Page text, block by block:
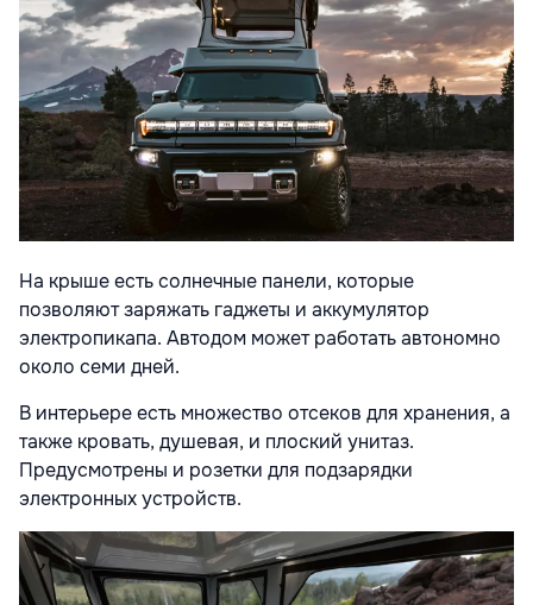
На крыше есть солнечные панели, которые
позволяют заряжать гаджеты и аккумулятор
электропикапа. Автодом может работать автономно
около семи дней.
В интерьере есть множество отсеков для хранения, а
также кровать, душевая, и плоский унитаз.
Предусмотрены и розетки для подзарядки
электронных устройств.